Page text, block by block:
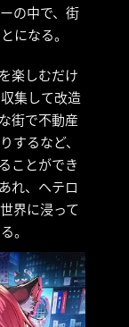
の中で、街
になる。
楽しむだけ
集して改造
街で不動産
するなど、
ことができ
れ、ヘテロ
界に浸って
。